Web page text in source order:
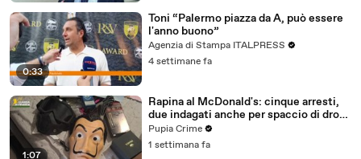
0:33
Toni “Palermo piazza da A, può essere
l'anno buono”
Agenzia di Stampa ITALPRESS
4 settimane fa
1:07
Rapina al McDonald's: cinque arresti,
due indagati anche per spaccio di droga
(03.08.26)
Pupia Crime
1 settimana fa